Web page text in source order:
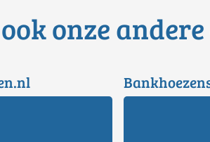
onze